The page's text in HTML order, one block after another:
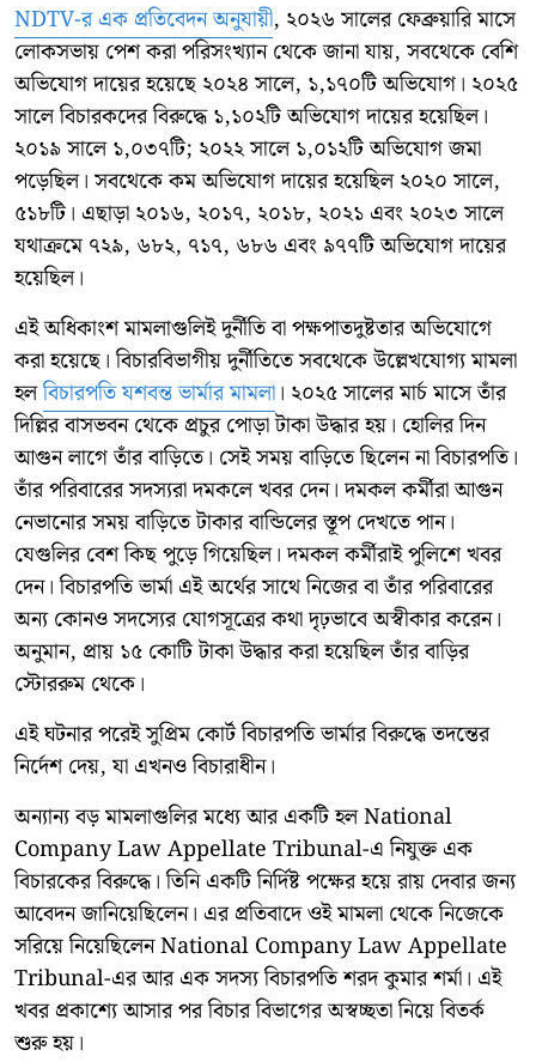
NDTV-র এক প্রতিবেদন অনুযায়ী, ২০২৬ সালের ফেব্রুয়ারি মাসে
লোকসভায় পেশ করা পরিসংখ্যান থেকে জানা যায়, সবথেকে বেশি
অভিযোগ দায়ের হয়েছে ২০২৪ সালে, ১,১৭০টি অভিযোগ। ২০২৫
সালে বিচারকদের বিরুদ্ধে ১,১০২টি অভিযোগ দায়ের হয়েছিল।
২০১৯ সালে ১,০৩৭টি; ২০২২ সালে ১,০১২টি অভিযোগ জমা
পড়েছিল। সবথেকে কম অভিযোগ দায়ের হয়েছিল ২০২০ সালে,
৫১৮টি। এছাড়া ২০১৬, ২০১৭, ২০১৮, ২০২১ এবং ২০২৩ সালে
যথাক্রমে ৭২৯, ৬৮২, ৭১৭, ৬৮৬ এবং ৯৭৭টি অভিযোগ দায়ের
হয়েছিল।
এই অধিকাংশ মামলাগুলিই দুর্নীতি বা পক্ষপাতদুষ্টতার অভিযোগে
করা হয়েছে। বিচারবিভাগীয় দুর্নীতিতে সবথেকে উল্লেখযোগ্য মামলা
হলবিচারপতি যশবন্ত ভার্মার মামলা। ২০২৫ সালের মার্চ মাসে তাঁর
দিল্লির বাসভবন থেকে প্রচুর পোড়া টাকা উদ্ধার হয়। হোলির দিন
আগুন লাগে তাঁর বাড়িতে। সেই সময় বাড়িতে ছিলেন না বিচারপতি।
তাঁর পরিবারের সদস্যরা দমকলে খবর দেন। দমকল কর্মীরা আগুন
নেভানোর সময় বাড়িতে টাকার বান্ডিলের স্তূপ দেখতে পান।
যেগুলির বেশ কিছ পুড়ে গিয়েছিল। দমকল কর্মীরাই পুলিশে খবর
দেন। বিচারপতি ভার্মা এই অর্থের সাথে নিজের বা তাঁর পরিবারের
অন্য কোনও সদস্যের যোগসূত্রের কথা দৃঢ়ভাবে অস্বীকার করেন।
অনুমান, প্রায় ১৫ কোটি টাকা উদ্ধার করা হয়েছিল তাঁর বাড়ির
স্টোররুম থেকে।
এই ঘটনার পরেই সুপ্রিম কোর্ট বিচারপতি ভার্মার বিরুদ্ধে তদন্তের
নির্দেশ দেয়, যা এখনও বিচারাধীন।
অন্যান্য বড় মামলাগুলির মধ্যে আর একটি হল National
Company Law Appellate Tribunal-এ নিযুক্ত এক
বিচারকের বিরুদ্ধে। তিনি একটি নির্দিষ্ট পক্ষের হয়ে রায় দেবার জন্য
আবেদন জানিয়েছিলেন। এর প্রতিবাদে ওই মামলা থেকে নিজেকে
সরিয়ে নিয়েছিলেন National Company Law Appellate
Tribunal-এর আর এক সদস্য বিচারপতি শরদ কুমার শর্মা। এই
খবর প্রকাশ্যে আসার পর বিচার বিভাগের অস্বচ্ছতা নিয়ে বিতর্ক
শুরু হয়।